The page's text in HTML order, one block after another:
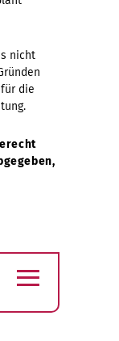
nicht
die
≡